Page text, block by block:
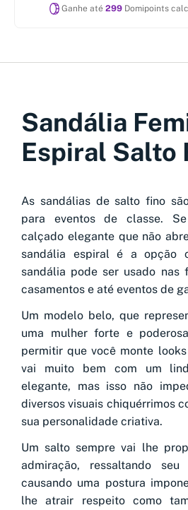
Ganhe até 299Domipoints
Sandália
Espiral Salto
As sandálias de salto fino
para eventos de classe.
calçado elegante que não
sandália espiral é a opção
sandália pode ser usado nas
casamentos e até eventos de
Um modelo belo, que
uma mulher forte e
permitir que você monte
vai muito bem com um
elegante, mas isso não
diversos visuais chiquérrimos
sua personalidade criativa.
Um salto sempre vai lhe
admiração, ressaltando
causando uma postura
lhe atrair respeito como